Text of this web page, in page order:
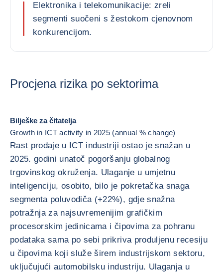
Elektronika i telekomunikacije: zreli
segmenti suočeni s žestokom cjenovnom
konkurencijom.
Procjena rizika po sektorima
Bilješke za čitatelja
Growth in ICT activity in 2025 (annual % change)
Rast prodaje u ICT industriji ostao je snažan u
2025. godini unatoč pogoršanju globalnog
trgovinskog okruženja. Ulaganje u umjetnu
inteligenciju, osobito, bilo je pokretačka snaga
segmenta poluvodiča (+22%), gdje snažna
potražnja za najsuvremenijim grafičkim
procesorskim jedinicama i čipovima za pohranu
podataka sama po sebi prikriva produljenu recesiju
u čipovima koji služe širem industrijskom sektoru,
uključujući automobilsku industriju. Ulaganja u